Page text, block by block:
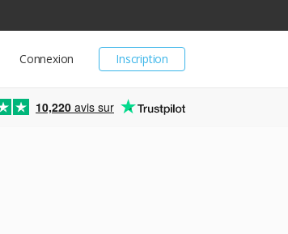
Inscription
Connexion
10,220 avis sur